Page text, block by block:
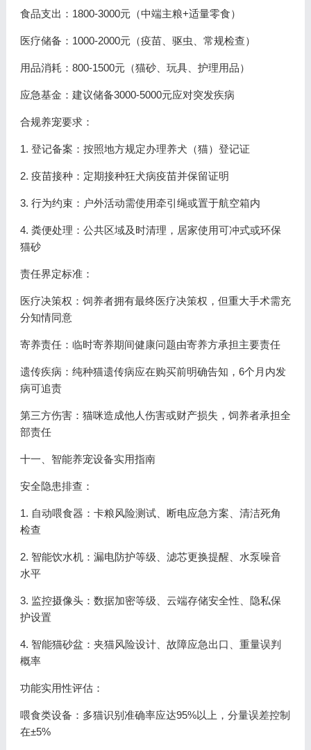
食品支出：1800-3000元（中端主粮+适量零食）
医疗储备：1000-2000元（疫苗、驱虫、常规检查）
用品消耗：800-1500元（猫砂、玩具、护理用品）
应急基金：建议储备3000-5000元应对突发疾病
合规养宠要求：
1. 登记备案：按照地方规定办理养犬（猫）登记证
2. 疫苗接种：定期接种狂犬病疫苗并保留证明
3. 行为约束：户外活动需使用牵引绳或置于航空箱内
4. 粪便处理：公共区域及时清理，居家使用可冲式或环保
猫砂
责任界定标准：
医疗决策权：饲养者拥有最终医疗决策权，但重大手术需充
分知情同意
寄养责任：临时寄养期间健康问题由寄养方承担主要责任
遗传疾病：纯种猫遗传病应在购买前明确告知，6个月内发
病可追责
第三方伤害：猫咪造成他人伤害或财产损失，饲养者承担全
部责任
十一、智能养宠设备实用指南
安全隐患排查：
1. 自动喂食器：卡粮风险测试、断电应急方案、清洁死角
检查
2. 智能饮水机：漏电防护等级、滤芯更换提醒、水泵噪音
水平
3. 监控摄像头：数据加密等级、云端存储安全性、隐私保
护设置
4. 智能猫砂盆：夹猫风险设计、故障应急出口、重量误判
概率
功能实用性评估：
喂食类设备：多猫识别准确率应达95%以上，分量误差控制
在±5%